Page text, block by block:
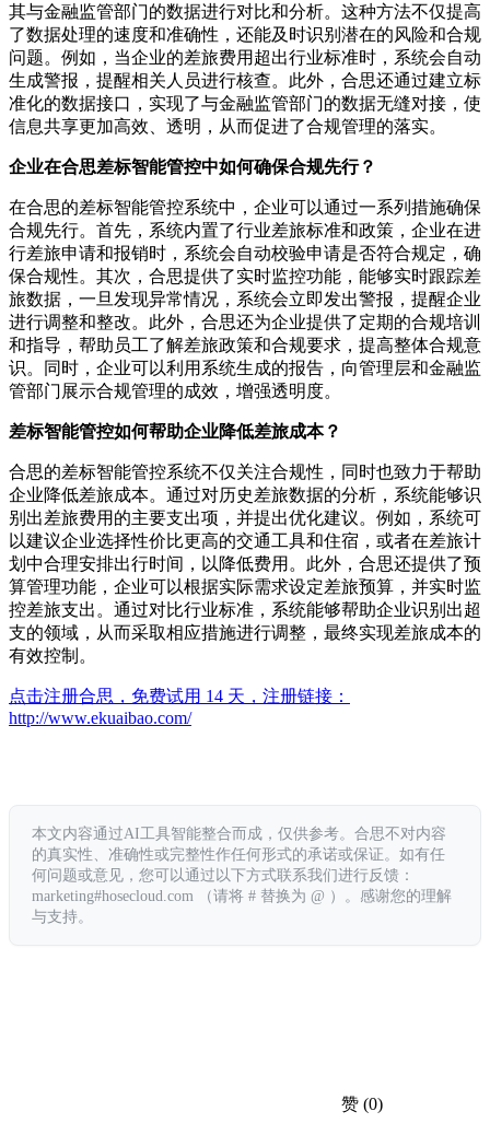
其与金融监管部门的数据进行对比和分析。这种方法不仅提高
了数据处理的速度和准确性，还能及时识别潜在的风险和合规
问题。例如，当企业的差旅费用超出行业标准时，系统会自动
生成警报，提醒相关人员进行核查。此外，合思还通过建立标
准化的数据接口，实现了与金融监管部门的数据无缝对接，使
信息共享更加高效、透明，从而促进了合规管理的落实。
企业在合思差标智能管控中如何确保合规先行？
在合思的差标智能管控系统中，企业可以通过一系列措施确保
合规先行。首先，系统内置了行业差旅标准和政策，企业在进
行差旅申请和报销时，系统会自动校验申请是否符合规定，确
保合规性。其次，合思提供了实时监控功能，能够实时跟踪差
旅数据，一旦发现异常情况，系统会立即发出警报，提醒企业
进行调整和整改。此外，合思还为企业提供了定期的合规培训
和指导，帮助员工了解差旅政策和合规要求，提高整体合规意
识。同时，企业可以利用系统生成的报告，向管理层和金融监
管部门展示合规管理的成效，增强透明度。
差标智能管控如何帮助企业降低差旅成本？
合思的差标智能管控系统不仅关注合规性，同时也致力于帮助
企业降低差旅成本。通过对历史差旅数据的分析，系统能够识
别出差旅费用的主要支出项，并提出优化建议。例如，系统可
以建议企业选择性价比更高的交通工具和住宿，或者在差旅计
划中合理安排出行时间，以降低费用。此外，合思还提供了预
算管理功能，企业可以根据实际需求设定差旅预算，并实时监
控差旅支出。通过对比行业标准，系统能够帮助企业识别出超
支的领域，从而采取相应措施进行调整，最终实现差旅成本的
有效控制。
点击注册合思，免费试用 14 天，注册链接：
http://www.ekuaibao.com/
本文内容通过AI工具智能整合而成，仅供参考。合思不对内容
的真实性、准确性或完整性作任何形式的承诺或保证。如有任
何问题或意见，您可以通过以下方式联系我们进行反馈：
marketing#hosecloud.com （请将 # 替换为 @ ）。感谢您的理解
与支持。
赞 (0)